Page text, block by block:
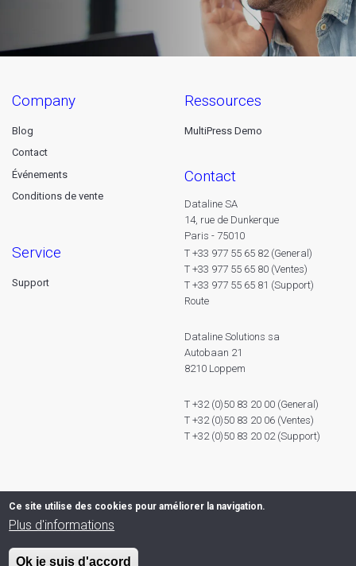
company
Blog
Contact
Événements
Conditions de vente
service
Support
ressources
MultiPress Demo
contact
Dataline SA
14, rue de Dunkerque
Paris - 75010
T +33 977 55 65 82 (General)
T +33 977 55 65 80 (Ventes)
T +33 977 55 65 81 (Support)
Route
Dataline Solutions sa
Autobaan 21
8210 Loppem
T +32 (0)50 83 20 00 (General)
T +32 (0)50 83 20 06 (Ventes)
T +32 (0)50 83 20 02 (Support)
© 2026 Dataline nv. All rights reserved -
Ce site utilise des cookies pour améliorer la navigation.
Plus d'informations
Ok je suis d'accord